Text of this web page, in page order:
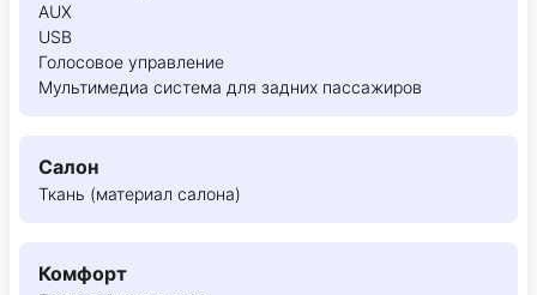
AUX
USB
Голосовое управление
Мультимедиа система для задних пассажиров
Салон
Ткань (материал салона)
Комфорт